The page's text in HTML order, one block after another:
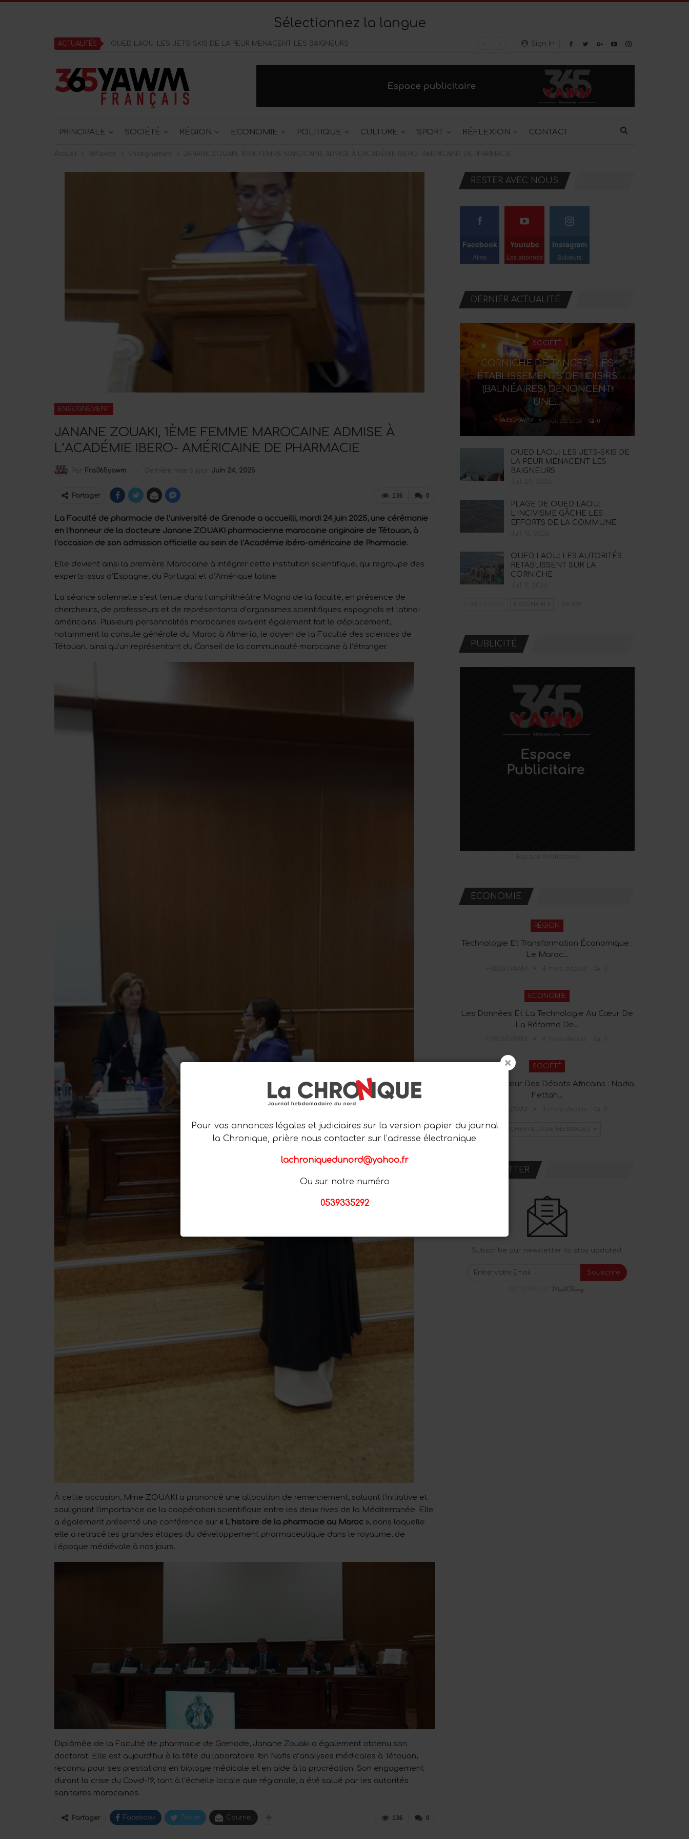
Sélectionnez la langue
Sign In
ACTUALITÉS OUED LAOU: LES JETS-SKIS DE LA PEUR MENACENT LES BAIGNEURS
PRINCIPALE SOCIÉTÉ RÉGION ECONOMIE POLITIQUE CULTURE SPORT RÉFLEXION CONTACT
Accueil Réflexion Enseignement JANANE ZOUAKI, 1ÈME FEMME MAROCAINE ADMISE À L’ACADÉMIE IBERO- AMÉRICAINE DE PHARMACIE
ENSEIGNEMENT
JANANE ZOUAKI, 1ÈME FEMME MAROCAINE ADMISE À
L’ACADÉMIE IBERO- AMÉRICAINE DE PHARMACIE
Par Fra365yawm Dernière mise à jour Juin 24, 2025
0
136
Partager
La Faculté de pharmacie de l’université de Grenade a accueilli, mardi 24 juin 2025, une cérémonie
en l’honneur de la docteure Janane ZOUAKI pharmacienne marocaine originaire de Tétouan, à
l’occasion de son admission officielle au sein de l’Académie ibéro-américaine de Pharmacie.
Elle devient ainsi la première Marocaine à intégrer cette institution scientifique, qui regroupe des
experts issus d’Espagne, du Portugal et d’Amérique latine.
La séance solennelle s’est tenue dans l’amphithéâtre Magna de la faculté, en présence de
chercheurs, de professeurs et de représentants d’organismes scientifiques espagnols et latino-
américains. Plusieurs personnalités marocaines avaient également fait le déplacement,
notamment la consule générale du Maroc à Almería, le doyen de la Faculté des sciences de
Tétouan, ainsi qu’un représentant du Conseil de la communauté marocaine à l’étranger.
À cette occasion, Mme ZOUAKI a prononcé une allocution de remerciement, saluant l’initiative et
soulignant l’importance de la coopération scientifique entre les deux rives de la Méditerranée. Elle
a également présenté une conférence sur « L’histoire de la pharmacie au Maroc », dans laquelle
elle a retracé les grandes étapes du développement pharmaceutique dans le royaume, de
l’époque médiévale à nos jours.
Diplômée de la Faculté de pharmacie de Grenade, Janane Zouaki a également obtenu son
doctorat. Elle est aujourd’hui à la tête du laboratoire Ibn Nafis d’analyses médicales à Tétouan,
reconnu pour ses prestations en biologie médicale et en aide à la procréation. Son engagement
durant la crise du Covid-19, tant à l’échelle locale que régionale, a été salué par les autorités
sanitaires marocaines.
0
136
Partager Facebook Twitter Courriel
RESTER AVEC NOUS
Facebook
Aime
Youtube
Les abonnés
Instagram
Suiveurs
DERNIER ACTUALITÉ
SOCIÉTÉ
CORNICHE DE TANGER : LES
ÉTABLISSEMENTS DE LOISIRS
(BALNÉAIRES) DÉNONCENT
UNE…
FRA365YAWM Juil 22, 2026 0
OUED LAOU: LES JETS-SKIS DE
LA PEUR MENACENT LES
BAIGNEURS
PLAGE DE OUED LAOU:
L’INCIVISME GÂCHE LES
EFFORTS DE LA COMMUNE
OUED LAOU: LES AUTORITÉS
RETABLISSENT SUR LA
CORNICHE
PROCHAIN 1 De 239
PUBLICITÉ
ECONOMIE
RÉGION
Technologie Et Transformation Économique :
Le Maroc…
ECONOMIE
Les Données Et La Technologie Au Cœur De
La Réforme De…
SOCIÉTÉ
Tanger Au Cœur Des Débats Africains : Nadia
Fettah…
AFFICHER PLUS DE MESSAGES
NEWSLETTER
Subscribe our newsletter to stay updated.
Souscrire
Pour vos annonces légales et judiciaires sur la version papier du journal
la Chronique, prière nous contacter sur l’adresse électronique
lachroniquedunord@yahoo.fr
Ou sur notre numéro
0539335292